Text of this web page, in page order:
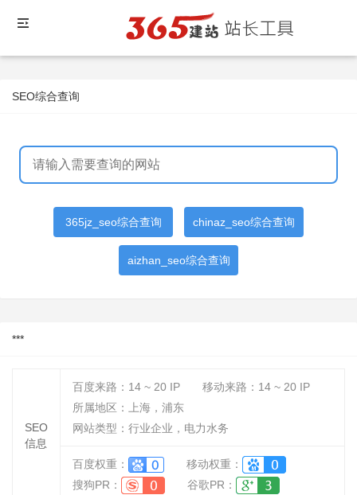
SEO综合查询
365jz_seo综合查询 chinaz_seo综合查询
aizhan_seo综合查询
***
SEO
信息
百度来路： 14 ~ 20 IP 移动来路： 14 ~ 20 IP
所属地区：上海，浦东
网站类型：行业企业，电力水务
百度权重：
移动权重：
搜狗PR：
谷歌PR：